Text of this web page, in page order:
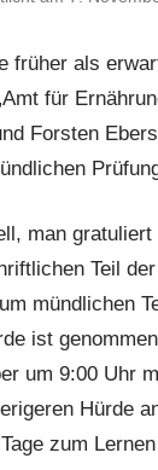
früher als
für
Forsten
man gratuliert
Teil
mündlichen
ist
um 9:00 Uhr
Hürde
zum